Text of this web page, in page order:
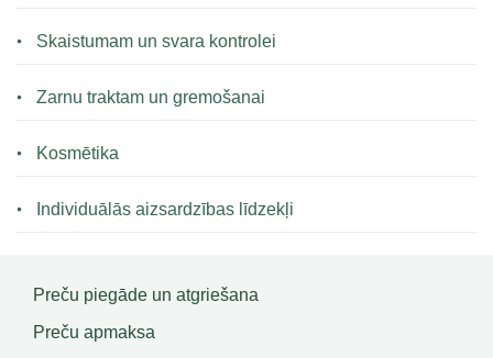
Skaistumam un svara kontrolei
Zarnu traktam un gremošanai
Kosmētika
Individuālās aizsardzības līdzekļi
Preču piegāde un atgriešana
Preču apmaksa